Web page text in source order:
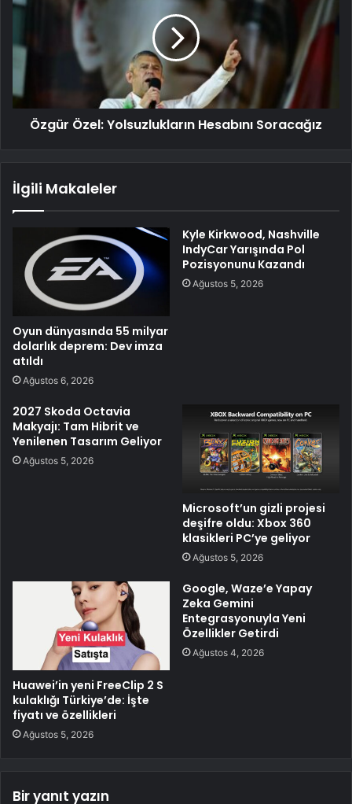
Özgür Özel: Yolsuzlukların Hesabını Soracağız
İlgili Makaleler
Oyun dünyasında 55 milyar
dolarlık deprem: Dev imza
atıldı
Ağustos 6, 2026
Kyle Kirkwood, Nashville
IndyCar Yarışında Pol
Pozisyonunu Kazandı
Ağustos 5, 2026
2027 Skoda Octavia
Makyajı: Tam Hibrit ve
Yenilenen Tasarım Geliyor
Ağustos 5, 2026
Microsoft’un gizli projesi
deşifre oldu: Xbox 360
klasikleri PC’ye geliyor
Ağustos 5, 2026
Huawei’in yeni FreeClip 2 S
kulaklığı Türkiye’de: İşte
fiyatı ve özellikleri
Ağustos 5, 2026
Google, Waze’e Yapay
Zeka Gemini
Entegrasyonuyla Yeni
Özellikler Getirdi
Ağustos 4, 2026
Bir yanıt yazın